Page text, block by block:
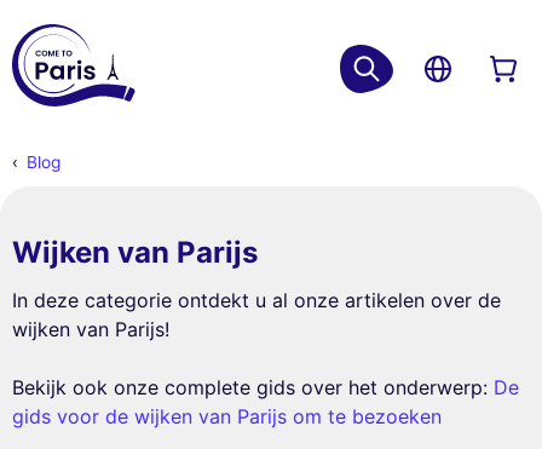
Blog
Wijken van Parijs
In deze categorie ontdekt u al onze artikelen over de
wijken van Parijs!
Bekijk ook onze complete gids over het onderwerp: De
gids voor de wijken van Parijs om te bezoeken